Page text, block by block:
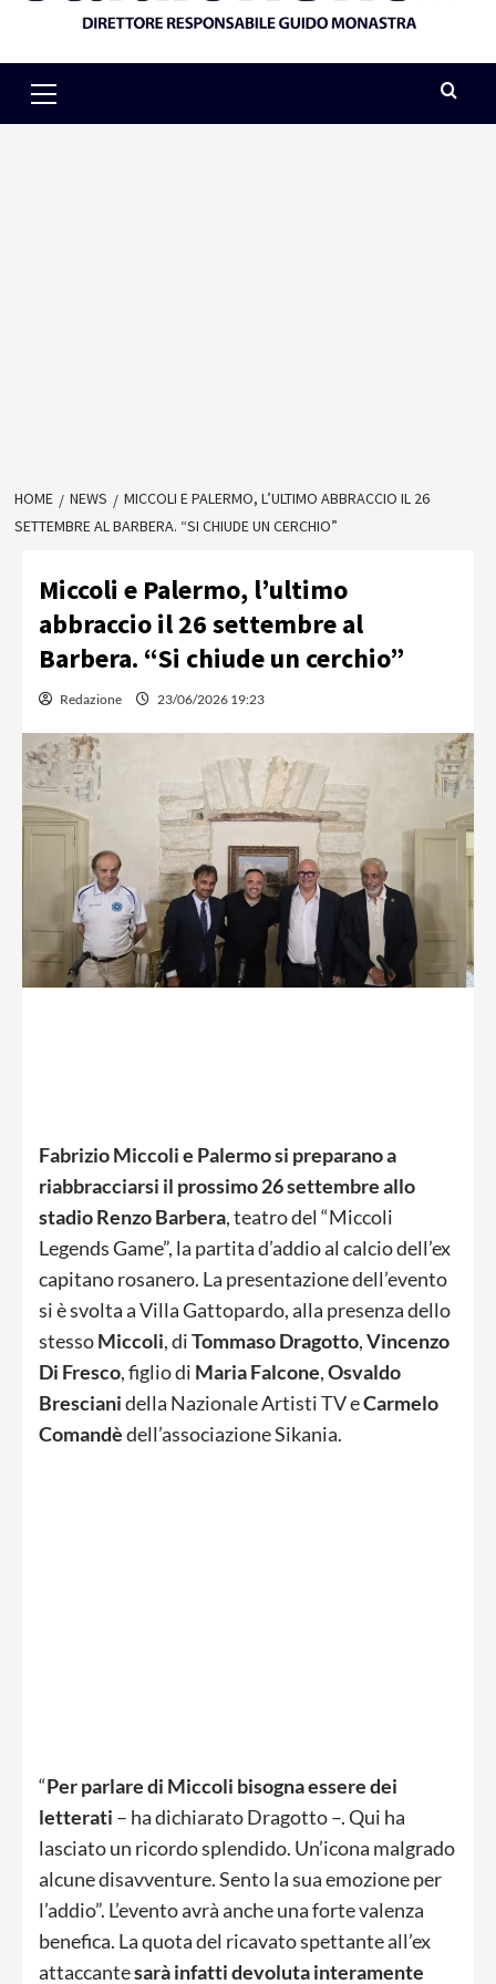
Menu
HOME NEWS
MICCOLI E PALERMO, L’ULTIMO ABBRACCIO IL 26
SETTEMBRE AL BARBERA. “SI CHIUDE UN CERCHIO”
Miccoli e Palermo, l’ultimo
abbraccio il 26 settembre al
Barbera. “Si chiude un cerchio”
Redazione 23/06/2026 19:23
Fabrizio Miccoli e Palermo si preparano a
riabbracciarsi il prossimo 26 settembre allo
stadio Renzo Barbera, teatro del “Miccoli
Legends Game”, la partita d’addio al calcio dell’ex
capitano rosanero. La presentazione dell’evento
si è svolta a Villa Gattopardo, alla presenza dello
stessoMiccoli, diTommaso Dragotto,Vincenzo
Di Fresco, figlio di Maria Falcone,Osvaldo
Brescianidella Nazionale Artisti TV eCarmelo
Comandèdell’associazione Sikania.
“Per parlare di Miccoli bisogna essere dei
letterati – ha dichiarato Dragotto –. Qui ha
lasciato un ricordo splendido. Un’icona malgrado
alcune disavventure. Sento la sua emozione per
l’addio”. L’evento avrà anche una forte valenza
benefica. La quota del ricavato spettante all’ex
attaccantesarà infatti devoluta interamente